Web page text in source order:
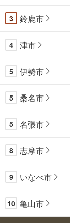
3 鈴鹿市
4 津市
5 伊勢市
5 桑名市
5 名張市
8 志摩市
9 いなべ市
10 亀山市